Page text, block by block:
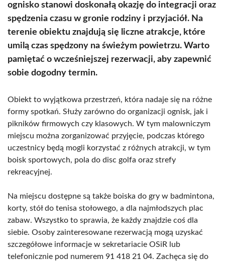
ognisko stanowi doskonałą okazję do integracji oraz
spędzenia czasu w gronie rodziny i przyjaciół. Na
terenie obiektu znajdują się liczne atrakcje, które
umilą czas spędzony na świeżym powietrzu. Warto
pamiętać o wcześniejszej rezerwacji, aby zapewnić
sobie dogodny termin.
Obiekt to wyjątkowa przestrzeń, która nadaje się na różne
formy spotkań. Służy zarówno do organizacji ognisk, jak i
pikników firmowych czy klasowych. W tym malowniczym
miejscu można zorganizować przyjęcie, podczas którego
uczestnicy będą mogli korzystać z różnych atrakcji, w tym
boisk sportowych, pola do disc golfa oraz strefy
rekreacyjnej.
Na miejscu dostępne są także boiska do gry w badmintona,
korty, stół do tenisa stołowego, a dla najmłodszych plac
zabaw. Wszystko to sprawia, że każdy znajdzie coś dla
siebie. Osoby zainteresowane rezerwacją mogą uzyskać
szczegółowe informacje w sekretariacie OSiR lub
telefonicznie pod numerem 91 418 21 04. Zachęca się do